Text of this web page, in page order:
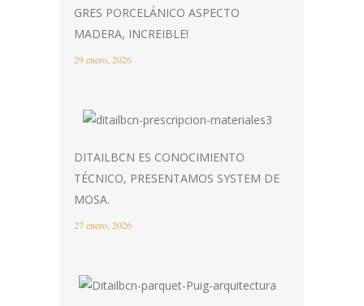
GRES PORCELÁNICO ASPECTO
MADERA, INCREIBLE!
29 enero, 2026
DITAILBCN ES CONOCIMIENTO
TÉCNICO, PRESENTAMOS SYSTEM DE
MOSA.
27 enero, 2026